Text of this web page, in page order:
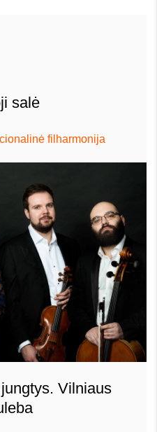
salė
filharmonija
Vilniaus